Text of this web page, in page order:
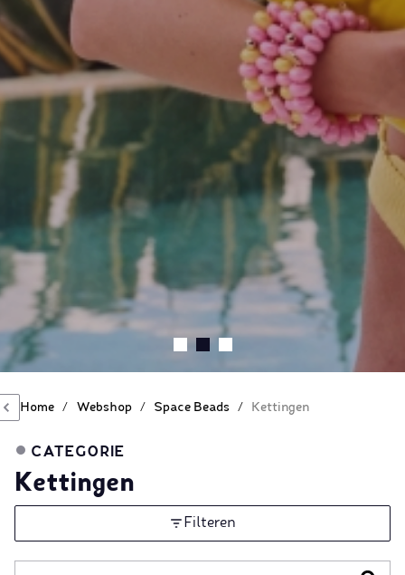
Home / Webshop / Space Beads / Kettingen
CATEGORIE
Kettingen
Filteren